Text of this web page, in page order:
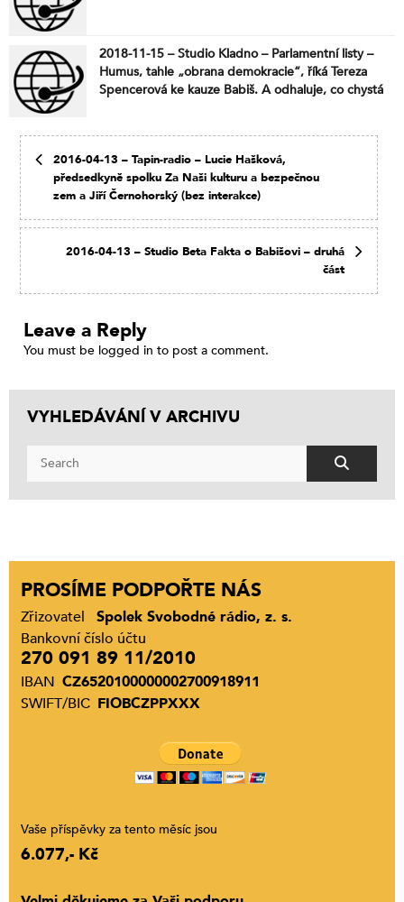
2018-11-15 – Studio Kladno – Parlamentní listy –
Humus, tahle „obrana demokracie“, říká Tereza
Spencerová ke kauze Babiš. A odhaluje, co chystá
2016-04-13 – Tapin-radio – Lucie Hašková,
předsedkyně spolku Za Naši kulturu a bezpečnou
zem a Jiří Černohorský (bez interakce)
2016-04-13 – Studio Beta Fakta o Babišovi – druhá
část
Leave a Reply
You must be logged in to post a comment.
VYHLEDÁVÁNÍ V ARCHIVU
PROSÍME PODPOŘTE NÁS
Zřizovatel
Spolek Svobodné rádio, z. s.
Bankovní číslo účtu
270 091 89 11/2010
IBAN CZ6520100000002700918911
SWIFT/BIC FIOBCZPPXXX
Vaše příspěvky za tento měsíc jsou
6.077,- Kč